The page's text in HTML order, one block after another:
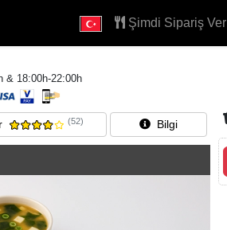
Şimdi Sipariş Ver
& 18:00h-22:00h
(52) Bilgi